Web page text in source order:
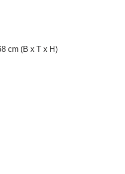
cm (B x T x H)